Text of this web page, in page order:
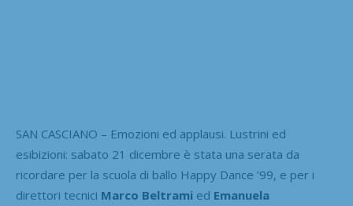
SAN CASCIANO – Emozioni ed applausi. Lustrini ed
esibizioni: sabato 21 dicembre è stata una serata da
ricordare per la scuola di ballo Happy Dance ’99, e per i
direttori tecnici Marco Beltrami ed Emanuela